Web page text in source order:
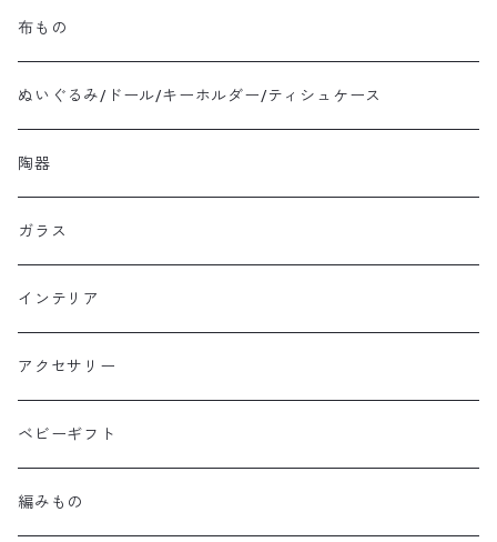
布もの
ぬいぐるみ/ドール/キーホルダー/ティシュケース
陶器
ガラス
インテリア
アクセサリー
ベビーギフト
編みもの